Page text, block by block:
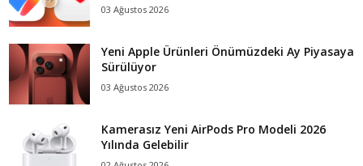
03 Ağustos 2026
Yeni Apple Ürünleri Önümüzdeki Ay Piyasaya
Sürülüyor
03 Ağustos 2026
Kamerasız Yeni AirPods Pro Modeli 2026
Yılında Gelebilir